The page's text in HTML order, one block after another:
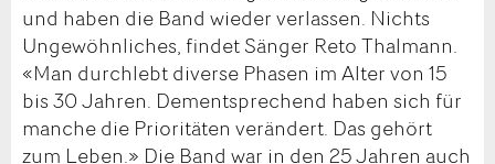
und haben die Band wieder verlassen. Nichts
Ungewöhnliches, findet Sänger Reto Thalmann.
«Man durchlebt diverse Phasen im Alter von 15
bis 30 Jahren. Dementsprechend haben sich für
manche die Prioritäten verändert. Das gehört
zum Leben.» Die Band war in den 25 Jahren auch